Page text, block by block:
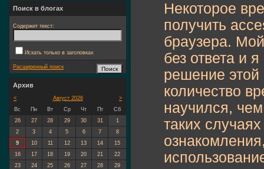
Некоторое
получить
браузера.
без ответа и
решение
количество
научился,
таких
Поиск в блогах
Содержит текст:
Искать только в заголовках
Расширенный поиск
Архив
< >
Август 2026
Вс
Пн Вт Ср Чт Пт
Сб
26
27 28 29 30 31
1
2
3 4 5 6 7
8
9
10 11 12 13 14
15
16
17 18 19 20 21
22
23
24 25 26 27 28
29